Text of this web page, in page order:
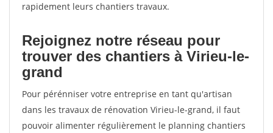
rapidement leurs chantiers travaux.
Rejoignez notre réseau pour
trouver des chantiers à Virieu-le-
grand
Pour pérénniser votre entreprise en tant qu'artisan
dans les travaux de rénovation Virieu-le-grand, il faut
pouvoir alimenter régulièrement le planning chantiers